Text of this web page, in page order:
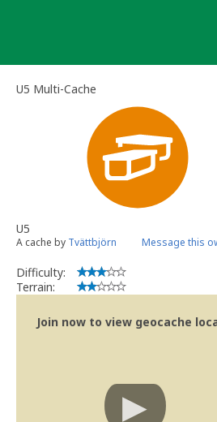
U5 Multi-Cache
U5
A cache by Tvättbjörn Message this
Difficulty:
Terrain:
Join now to view geocache